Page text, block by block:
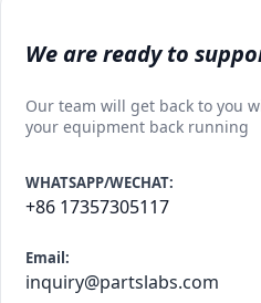
We are ready to
Our team will get back to you
your equipment back running
WHATSAPP/WECHAT:
+86 17357305117
Email:
inquiry@partslabs.com